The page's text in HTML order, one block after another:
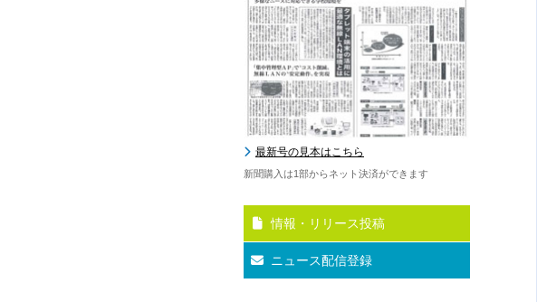
最新号の見本はこちら
新聞購入は1部からネット決済ができます
情報・リリース投稿
ニュース配信登録